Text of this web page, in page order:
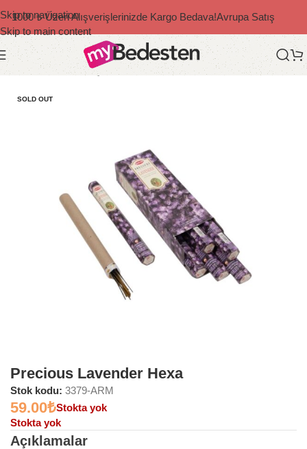
Skip to navigation
Skip to main content
1000 ₺ Üzeri Alışverişlerinizde Kargo Bedava!Avrupa Satış
Ana Sayfa Ev & Yaşam
SOLD OUT
Precious Lavender Hexa
Stok kodu: 3379-ARM
59.00₺Stokta yok
Stokta yok
Açıklamalar